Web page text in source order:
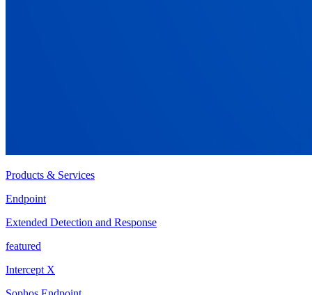
Products & Services
Endpoint
Extended Detection and Response
featured
Intercept X